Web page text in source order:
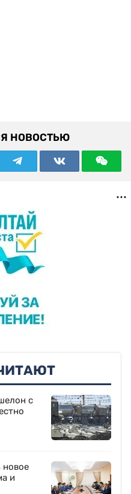
НОВОСТЬЮ
с
новое
и